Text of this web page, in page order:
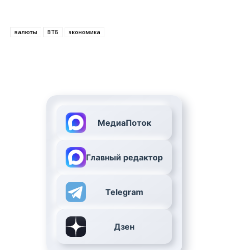
валюты ВТБ экономика
МедиаПоток
Главный редактор
Telegram
Дзен